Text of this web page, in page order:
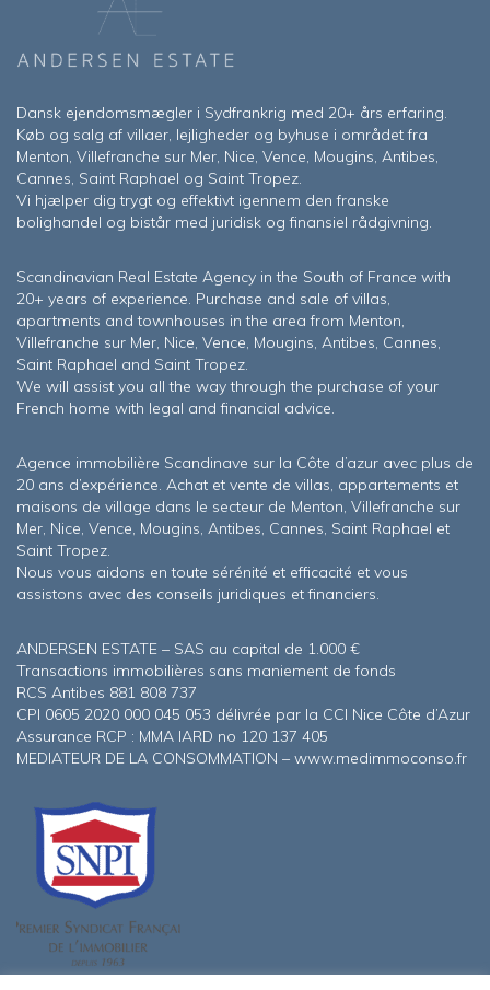
Dansk ejendomsmægler i Sydfrankrig med 20+ års erfaring.
Køb og salg af villaer, lejligheder og byhuse i området fra
Menton, Villefranche sur Mer, Nice, Vence, Mougins, Antibes,
Cannes, Saint Raphael og Saint Tropez.
Vi hjælper dig trygt og effektivt igennem den franske
bolighandel og bistår med juridisk og finansiel rådgivning.
Scandinavian Real Estate Agency in the South of France with
20+ years of experience. Purchase and sale of villas,
apartments and townhouses in the area from Menton,
Villefranche sur Mer, Nice, Vence, Mougins, Antibes, Cannes,
Saint Raphael and Saint Tropez.
We will assist you all the way through the purchase of your
French home with legal and financial advice.
Agence immobilière Scandinave sur la Côte d’azur avec plus de
20 ans d’expérience. Achat et vente de villas, appartements et
maisons de village dans le secteur de Menton, Villefranche sur
Mer, Nice, Vence, Mougins, Antibes, Cannes, Saint Raphael et
Saint Tropez.
Nous vous aidons en toute sérénité et efficacité et vous
assistons avec des conseils juridiques et financiers.
ANDERSEN ESTATE – SAS au capital de 1.000 €
Transactions immobilières sans maniement de fonds
RCS Antibes 881 808 737
CPI 0605 2020 000 045 053 délivrée par la CCI Nice Côte d’Azur
Assurance RCP : MMA IARD no 120 137 405
MEDIATEUR DE LA CONSOMMATION – www.medimmoconso.fr